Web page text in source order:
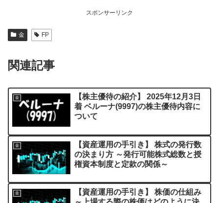
スポンサーリンク
金 FP
関連記事
金
【株主優待の紹介】 2025年12月3日
着 ベルーナ(9997)の株主優待内容に
ついて
金
【資産運用の手引き】 株式の発行数
の決まり方 ～発行可能株式総数と授
権資本制度と定款の関係～
金
【資産運用の手引き】 株価の仕組み